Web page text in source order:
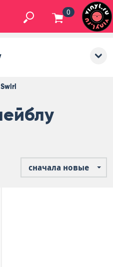
0
сначала новые